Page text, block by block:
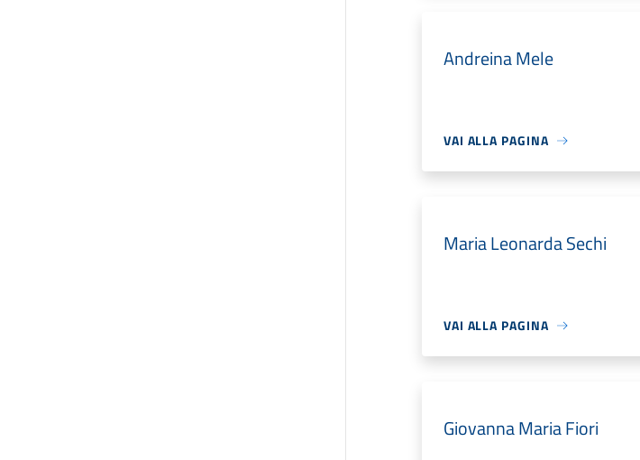
Andreina Mele
VAI ALLA PAGINA
Maria Leonarda Sechi
VAI ALLA PAGINA
Giovanna Maria Fiori